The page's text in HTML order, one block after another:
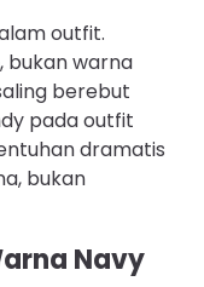
outfit.
bukan warna
berebut
pada outfit
dramatis
bukan
Navy